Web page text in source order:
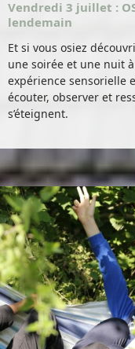
Vendredi 3 juillet :
lendemain
Et si vous osiez
une soirée et une nuit
expérience sensorielle
écouter, observer et
s’éteignent.